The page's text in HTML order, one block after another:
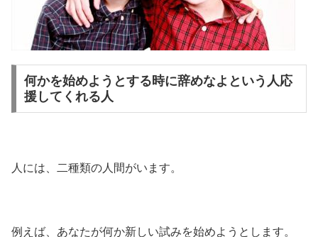
何かを始めようとする時に辞めなよという人応
援してくれる人
人には、二種類の人間がいます。
例えば、あなたが何か新しい試みを始めようとします。